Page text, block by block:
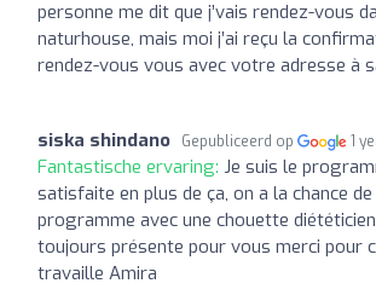
personne me dit que j’vais rendez-vous
naturhouse, mais moi j’ai reçu la
rendez-vous vous avec votre adresse à
siska shindano Gepubliceerd op 1
Fantastische ervaring: Je suis le
satisfaite en plus de ça, on a la chance
programme avec une chouette
toujours présente pour vous merci pour
travaille Amira